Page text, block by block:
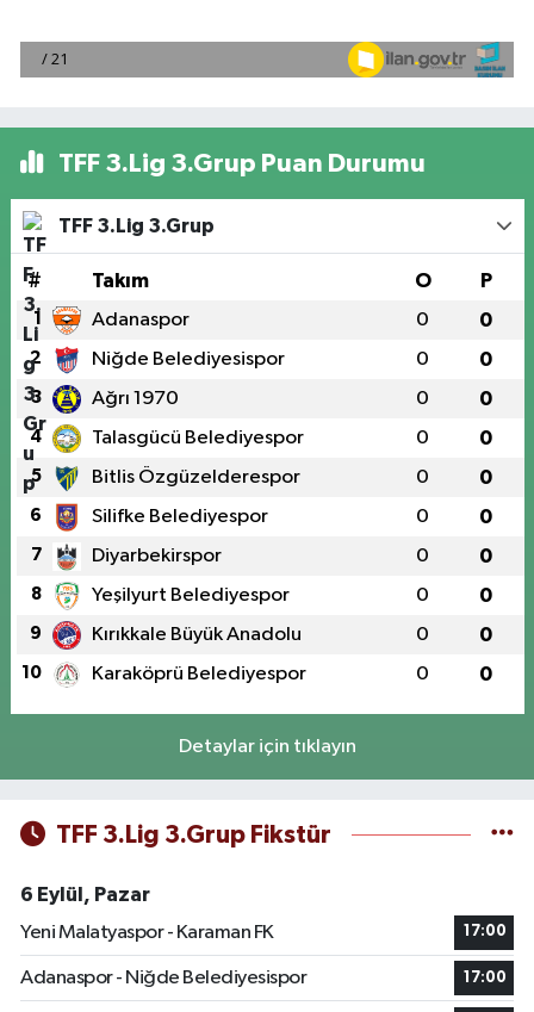
TFF 3.Lig 3.Grup Puan Durumu
TFF 3.Lig 3.Grup
# Takım O P
1 Adanaspor 0 0
2 Niğde Belediyesispor 0 0
3 Ağrı 1970 0 0
4 Talasgücü Belediyespor 0 0
5 Bitlis Özgüzelderespor 0 0
6 Silifke Belediyespor 0 0
7 Diyarbekirspor 0 0
8 Yeşilyurt Belediyespor 0 0
9 Kırıkkale Büyük Anadolu 0 0
10 Karaköprü Belediyespor 0 0
Detaylar için tıklayın
TFF 3.Lig 3.Grup Fikstür
6 Eylül, Pazar
Yeni Malatyaspor - Karaman FK
17:00
Adanaspor - Niğde Belediyesispor 17:00